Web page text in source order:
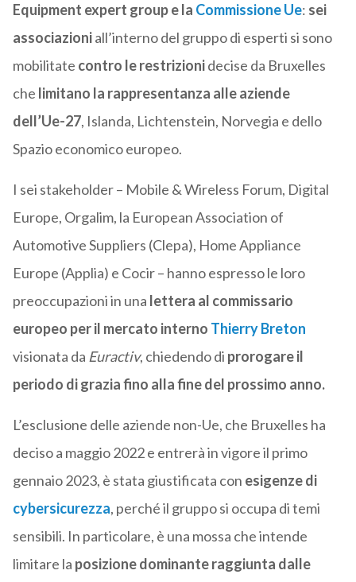
Equipment expert group e la Commissione Ue: sei
associazioniall’interno del gruppo di esperti si sono
mobilitate contro le restrizionidecise da Bruxelles
che limitano la rappresentanza alle aziende
dell’Ue-27, Islanda, Lichtenstein, Norvegia e dello
Spazio economico europeo.
I sei stakeholder – Mobile & Wireless Forum, Digital
Europe, Orgalim, la European Association of
Automotive Suppliers (Clepa), Home Appliance
Europe (Applia) e Cocir – hanno espresso le loro
preoccupazioni in una lettera al commissario
europeo per il mercato interno Thierry Breton
visionata da Euractiv, chiedendo di prorogare il
periodo di grazia fino alla fine del prossimo anno.
L’esclusione delle aziende non-Ue, che Bruxelles ha
deciso a maggio 2022 e entrerà in vigore il primo
gennaio 2023, è stata giustificata con esigenze di
cybersicurezza, perché il gruppo si occupa di temi
sensibili. In particolare, è una mossa che intende
limitare la posizione dominante raggiunta dalle